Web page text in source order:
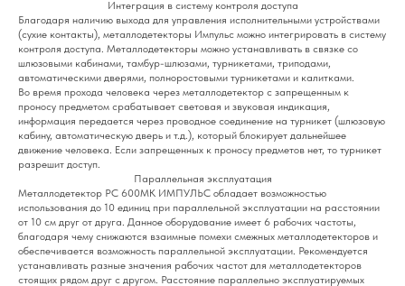
Интеграция в систему контроля доступа
Благодаря наличию выхода для управления исполнительными устройствами
(сухие контакты), металлодетекторы Импульс можно интегрировать в систему
контроля доступа. Металлодетекторы можно устанавливать в связке со
шлюзовыми кабинами, тамбур-шлюзами, турникетами, триподами,
автоматическими дверями, полноростовыми турникетами и калитками.
Во время прохода человека через металлодетектор с запрещенным к
проносу предметом срабатывает световая и звуковая индикация,
информация передается через проводное соединение на турникет (шлюзовую
кабину, автоматическую дверь и т.д.), который блокирует дальнейшее
движение человека. Если запрещенных к проносу предметов нет, то турникет
разрешит доступ.
Параллельная эксплуатация
Металлодетектор РС 600МК ИМПУЛЬС обладает возможностью
использования до 10 единиц при параллельной эксплуатации на расстоянии
от 10 см друг от друга. Данное оборудование имеет 6 рабочих частоты,
благодаря чему снижаются взаимные помехи смежных металлодетекторов и
обеспечивается возможность параллельной эксплуатации. Рекомендуется
устанавливать разные значения рабочих частот для металлодетекторов
стоящих рядом друг с другом. Расстояние параллельно эксплуатируемых